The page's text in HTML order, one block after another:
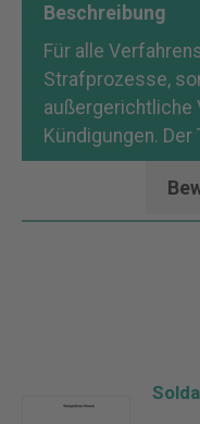
Beschreibung
Für alle
Strafprozesse,
außergerichtliche
Kündigungen. Der